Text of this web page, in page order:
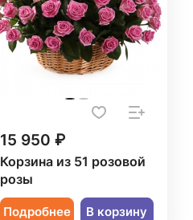
15 950 ₽
Корзина из 51 розовой
розы
Подробнее В корзину